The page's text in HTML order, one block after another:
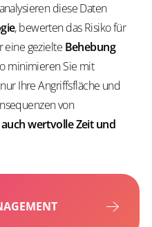
diese Daten
, bewerten das Risiko für
eine gezielte Behebung
minimieren Sie mit
Ihre Angriffsfläche und
von
wertvolle Zeit und